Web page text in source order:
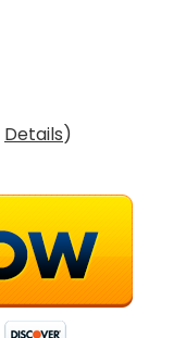
Details)